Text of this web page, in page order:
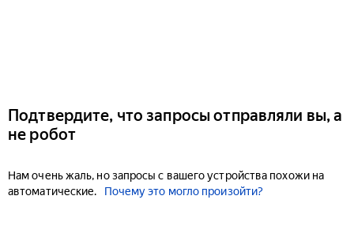
Подтвердите, что запросы отправляли вы, а
не робот
Нам очень жаль, но запросы с вашего устройства похожи на
автоматические.
Почему это могло произойти?